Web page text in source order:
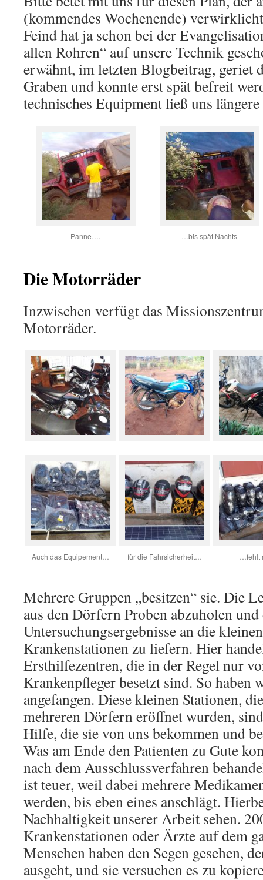
(kommendes Wochenende)
Feind hat ja schon bei der
allen Rohren“ auf unsere Technik
erwähnt, im letzten Blogbeitrag, geriet
Graben und konnte erst spät befreit
technisches Equipment ließ uns
Panne…. …bis spät Nachts
Die Motorräder
Inzwischen verfügt das
Motorräder.
Auch das Equipement… für die Fahrsicherheit… …fehlt
Mehrere Gruppen „besitzen“ sie. Die
aus den Dörfern Proben abzuholen und
Untersuchungsergebnisse an die
Krankenstationen zu liefern. Hier
Ersthilfezentren, die in der Regel nur
Krankenpfleger besetzt sind. So haben
angefangen. Diese kleinen Stationen,
mehreren Dörfern eröffnet wurden,
Hilfe, die sie von uns bekommen und
Was am Ende den Patienten zu Gute
nach dem Ausschlussverfahren
ist teuer, weil dabei mehrere
werden, bis eben eines anschlägt.
Nachhaltigkeit unserer Arbeit sehen.
Krankenstationen oder Ärzte auf dem
Menschen haben den Segen gesehen,
ausgeht, und sie versuchen es zu